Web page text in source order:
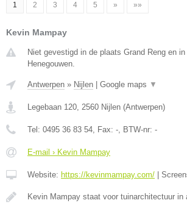
1 2 3 4 5 » »»
Kevin Mampay
Niet gevestigd in de plaats Grand Reng en
Henegouwen.
Antwerpen » Nijlen Google maps ▼
Legebaan 120, 2560 Nijlen (Antwerpen)
Tel: 0495 36 83 54, Fax: -, BTW-nr: -
E-mail › Kevin Mampay
Website: https://kevinmampay.com/
Kevin Mampay staat voor tuinarchitectuur in